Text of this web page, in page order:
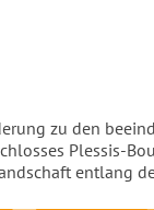
zu den
Plessis-
entlang